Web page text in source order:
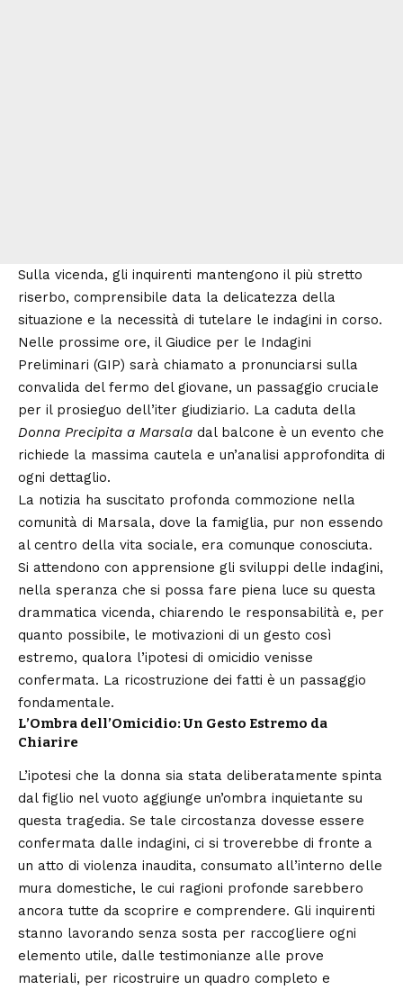
Sulla vicenda, gli inquirenti mantengono il più stretto
riserbo, comprensibile data la delicatezza della
situazione e la necessità di tutelare le indagini in corso.
Nelle prossime ore, il Giudice per le Indagini
Preliminari (GIP) sarà chiamato a pronunciarsi sulla
convalida del fermo del giovane, un passaggio cruciale
per il prosieguo dell’iter giudiziario. La caduta della
Donna Precipita a Marsala dal balcone è un evento che
richiede la massima cautela e un’analisi approfondita di
ogni dettaglio.
La notizia ha suscitato profonda commozione nella
comunità di Marsala, dove la famiglia, pur non essendo
al centro della vita sociale, era comunque conosciuta.
Si attendono con apprensione gli sviluppi delle indagini,
nella speranza che si possa fare piena luce su questa
drammatica vicenda, chiarendo le responsabilità e, per
quanto possibile, le motivazioni di un gesto così
estremo, qualora l’ipotesi di omicidio venisse
confermata. La ricostruzione dei fatti è un passaggio
fondamentale.
L’Ombra dell’Omicidio: Un Gesto Estremo da
Chiarire
L’ipotesi che la donna sia stata deliberatamente spinta
dal figlio nel vuoto aggiunge un’ombra inquietante su
questa tragedia. Se tale circostanza dovesse essere
confermata dalle indagini, ci si troverebbe di fronte a
un atto di violenza inaudita, consumato all’interno delle
mura domestiche, le cui ragioni profonde sarebbero
ancora tutte da scoprire e comprendere. Gli inquirenti
stanno lavorando senza sosta per raccogliere ogni
elemento utile, dalle testimonianze alle prove
materiali, per ricostruire un quadro completo e